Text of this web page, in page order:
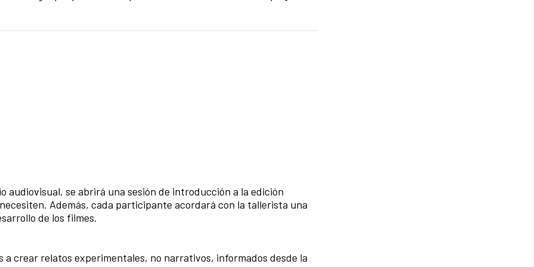
audiovisual, se abrirá una sesión de introducción a la edición
Además, cada participante acordará con la tallerista una
de los filmes.
a crear relatos experimentales, no narrativos, informados desde la